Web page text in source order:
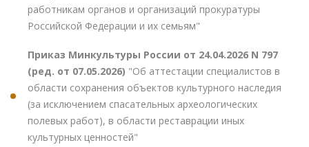
работникам органов и организаций прокуратуры
Российской Федерации и их семьям"
Приказ Минкультуры России от 24.04.2026 N 797
(ред. от 07.05.2026) "Об аттестации специалистов в
области сохранения объектов культурного наследия
(за исключением спасательных археологических
полевых работ), в области реставрации иных
культурных ценностей"